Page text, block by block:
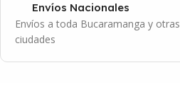
Envíos Nacionales
Envíos a toda Bucaramanga y otras
ciudades